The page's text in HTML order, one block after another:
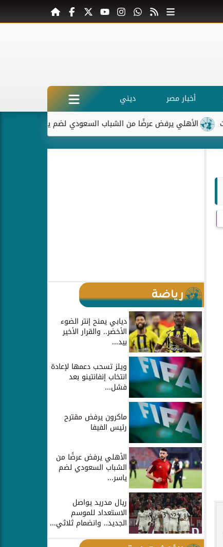
أخبار مصر
ديني
يرفض عرضًا من الشباب السعودي لضم ياسر إبراهيم
رياضة
ديابي يمنح إنتر الضوء
الأخضر.. والقرار الأخير
بيد...
ويلز تسحب دعمها لإعادة
انتخاب إنفانتينو بعد
فشل...
ماكرون يرفض مقترح
رئيس الفيفا
الأهلي يرفض عرضًا من
الشباب السعودي لضم
ياسر...
ريال مدريد يواصل
الاستعداد للموسم
الجديد.. وانضمام ثلاثي...